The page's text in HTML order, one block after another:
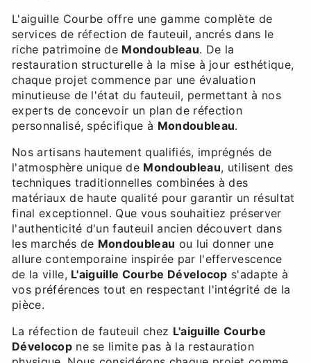
L'aiguille Courbe offre une gamme complète de
services de réfection de fauteuil, ancrés dans le
riche patrimoine de Mondoubleau. De la
restauration structurelle à la mise à jour esthétique,
chaque projet commence par une évaluation
minutieuse de l'état du fauteuil, permettant à nos
experts de concevoir un plan de réfection
personnalisé, spécifique à Mondoubleau.
Nos artisans hautement qualifiés, imprégnés de
l'atmosphère unique de Mondoubleau, utilisent des
techniques traditionnelles combinées à des
matériaux de haute qualité pour garantir un résultat
final exceptionnel. Que vous souhaitiez préserver
l'authenticité d'un fauteuil ancien découvert dans
les marchés de Mondoubleau ou lui donner une
allure contemporaine inspirée par l'effervescence
de la ville, L'aiguille Courbe Dévelocop s'adapte à
vos préférences tout en respectant l'intégrité de la
pièce.
La réfection de fauteuil chez L'aiguille Courbe
Dévelocopne se limite pas à la restauration